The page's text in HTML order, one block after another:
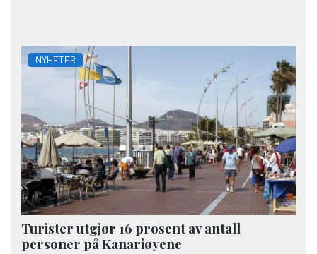
NYHETER
Turister utgjør 16 prosent av antall
personer på Kanariøyene